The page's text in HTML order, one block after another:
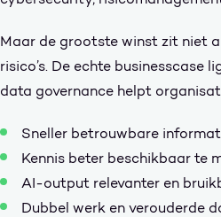
Maar de grootste winst zit niet
risico’s. De echte businesscase
data governance helpt
Sneller betrouwbare
Kennis beter beschikbaar te
AI-output relevanter en
Dubbel werk en verouderde